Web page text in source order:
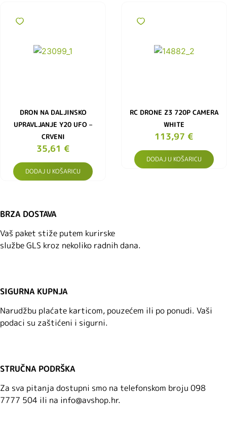
DRON NA DALJINSKO
UPRAVLJANJE Y20 UFO –
CRVENI
35,61 €
DODAJ U KOŠARICU
RC DRONE Z3 720P CAMERA
WHITE
113,97 €
DODAJ U KOŠARICU
BRZA DOSTAVA
Vaš paket stiže putem kurirske
službe GLS kroz nekoliko radnih dana.
SIGURNA KUPNJA
Narudžbu plaćate karticom, pouzećem ili po ponudi. Vaši
podaci su zaštićeni i sigurni.
STRUČNA PODRŠKA
Za sva pitanja dostupni smo na telefonskom broju 098
7777 504 ili na info@avshop.hr.